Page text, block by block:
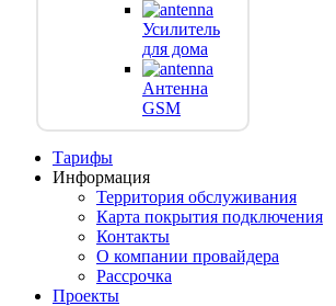
Усилитель
для дома
Антенна
GSM
Тарифы
Информация
Территория обслуживания
Карта покрытия подключения
Контакты
О компании провайдера
Рассрочка
Проекты